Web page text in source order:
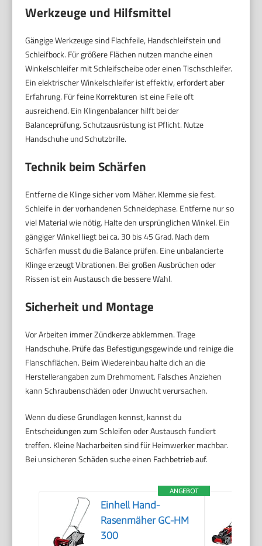
Werkzeuge und Hilfsmittel
Gängige Werkzeuge sind Flachfeile, Handschleifstein und
Schleifbock. Für größere Flächen nutzen manche einen
Winkelschleifer mit Schleifscheibe oder einen Tischschleifer.
Ein elektrischer Winkelschleifer ist effektiv, erfordert aber
Erfahrung. Für feine Korrekturen ist eine Feile oft
ausreichend. Ein Klingenbalancer hilft bei der
Balanceprüfung. Schutzausrüstung ist Pflicht. Nutze
Handschuhe und Schutzbrille.
Technik beim Schärfen
Entferne die Klinge sicher vom Mäher. Klemme sie fest.
Schleife in der vorhandenen Schneidephase. Entferne nur so
viel Material wie nötig. Halte den ursprünglichen Winkel. Ein
gängiger Winkel liegt bei ca. 30 bis 45 Grad. Nach dem
Schärfen musst du die Balance prüfen. Eine unbalancierte
Klinge erzeugt Vibrationen. Bei großen Ausbrüchen oder
Rissen ist ein Austausch die bessere Wahl.
Sicherheit und Montage
Vor Arbeiten immer Zündkerze abklemmen. Trage
Handschuhe. Prüfe das Befestigungsgewinde und reinige die
Flanschflächen. Beim Wiedereinbau halte dich an die
Herstellerangaben zum Drehmoment. Falsches Anziehen
kann Schraubenschäden oder Unwucht verursachen.
Wenn du diese Grundlagen kennst, kannst du
Entscheidungen zum Schleifen oder Austausch fundiert
treffen. Kleine Nacharbeiten sind für Heimwerker machbar.
Bei unsicheren Schäden suche einen Fachbetrieb auf.
ANGEBOT
Einhell Hand-
Rasenmäher GC-HM
300